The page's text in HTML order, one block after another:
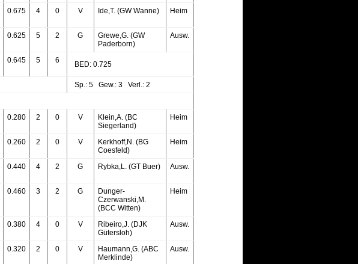
0.675 4 0 V Ide,T. (GW Wanne) Heim
0.625 5 2 G
Grewe,G. (GW
Paderborn)
Ausw.
0.645 5 6 BED: 0.725
Sp.: 5 Gew.: 3 Verl.: 2
0.280 2 0 V
Klein,A. (BC
Siegerland)
Heim
0.260 2 0 V
Kerkhoff,N. (BG
Coesfeld)
Heim
0.440 4 2 G Rybka,L. (GT Buer) Ausw.
0.460 3 2 G
Dunger-
Czerwanski,M.
(BCC Witten)
Heim
0.380 4 0 V
Ribeiro,J. (DJK
Gütersloh)
Ausw.
0.320 2 0 V
Haumann,G. (ABC
Merklinde)
Ausw.